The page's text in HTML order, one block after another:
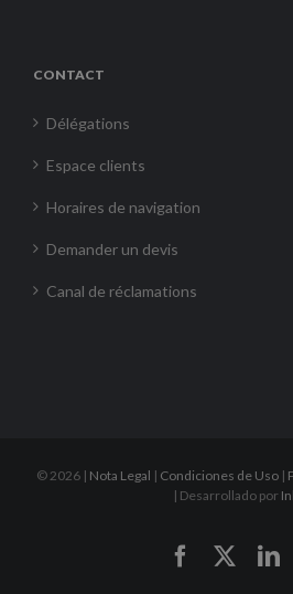
CONTACT
Délégations
Espace clients
Horaires de navigation
Demander un devis
Canal de réclamations
© 2026 | Nota Legal | Condiciones de Uso|
| Desarrollado por
Facebook